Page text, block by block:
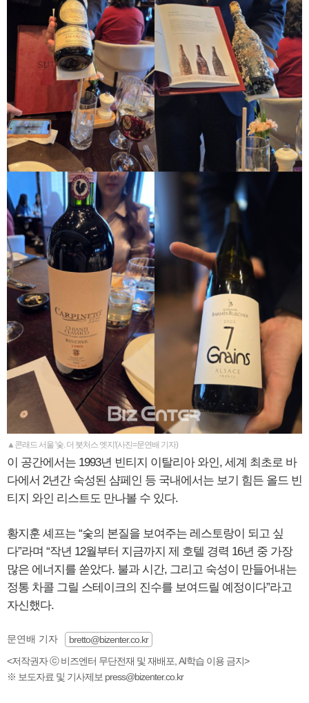
▲콘래드 서울 '숯. 더 붓처스 엣지'(사진=문연배 기자)
이 공간에서는 1993년 빈티지 이탈리아 와인, 세계 최초로 바
다에서 2년간 숙성된 샴페인 등 국내에서는 보기 힘든 올드 빈
티지 와인 리스트도 만나볼 수 있다.
황지훈 셰프는 “숯의 본질을 보여주는 레스토랑이 되고 싶
다”라며 “작년 12월부터 지금까지 제 호텔 경력 16년 중 가장
많은 에너지를 쏟았다. 불과 시간, 그리고 숙성이 만들어내는
정통 차콜 그릴 스테이크의 진수를 보여드릴 예정이다”라고
자신했다.
문연배 기자
bretto@bizenter.co.kr
<저작권자 ⓒ 비즈엔터 무단전재 및 재배포, AI학습 이용 금지>
※ 보도자료 및 기사제보 press@bizenter.co.kr